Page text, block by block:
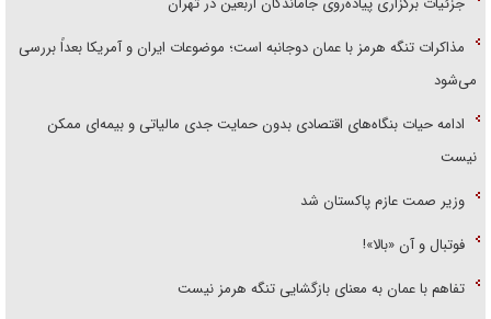
مذاکرات تنگه هرمز با عمان دوجانبه است؛ موضوعات ایران و آمریکا بعداً بررسی
می‌شود
ادامه حیات بنگاه‌های اقتصادی بدون حمایت جدی مالیاتی و بیمه‌ای ممکن
نیست
وزیر صمت عازم پاکستان شد
فوتبال و آن «بالا»!
تفاهم با عمان به معنای بازگشایی تنگه هرمز نیست